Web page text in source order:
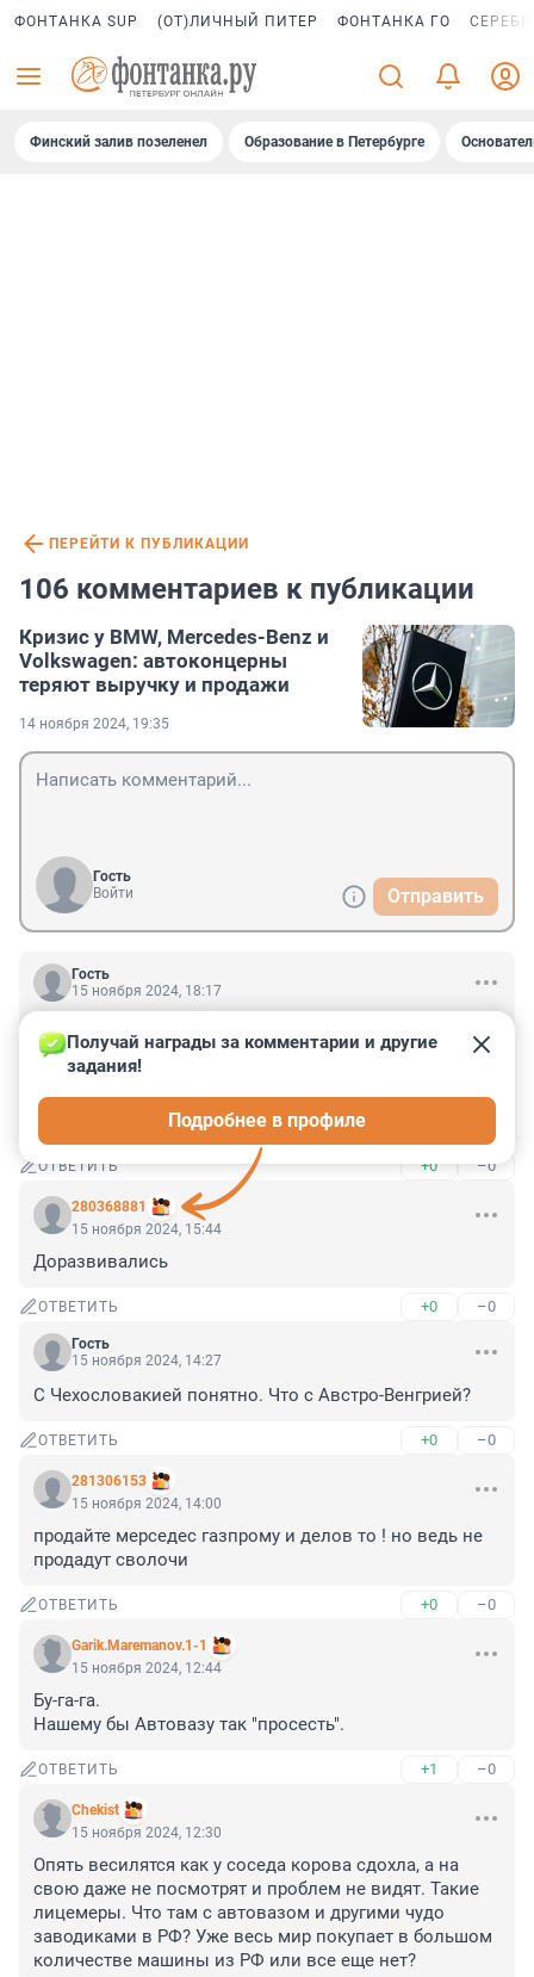
ФОНТАНКА SUP (ОТ)ЛИЧНЫЙ ПИТЕР ФОНТАНКА ГО
Финский залив позеленел Образование в Петербурге
ПЕРЕЙТИ К ПУБЛИКАЦИИ
106 комментариев к публикации
Кризис у BMW, Mercedes-Benz и
Volkswagen: автоконцерны
теряют выручку и продажи
14 ноября 2024, 19:35
Гость
Войти
Отправить
Гость
15 ноября 2024, 18:17
связаны. Скорее это их офигенная политика по
ужиманию доходов простых людей и льгот магнатам.
Им элементарно некому продавать автомобили - не
ОТВЕТИТЬ +0 –0
280368881
Получай награды за комментарии и другие
задания!
Подробнее в профиле
15 ноября 2024, 15:44
Доразвивались
ОТВЕТИТЬ +0 –0
Гость
15 ноября 2024, 14:27
С Чехословакией понятно. Что с Австро-Венгрией?
ОТВЕТИТЬ +0 –0
281306153
15 ноября 2024, 14:00
продайте мерседес газпрому и делов то ! но ведь не
продадут сволочи
ОТВЕТИТЬ +0 –0
Garik.Maremanov.1-1
15 ноября 2024, 12:44
Бу-га-га.
Нашему бы Автовазу так "просесть".
ОТВЕТИТЬ +1 –0
Chekist
15 ноября 2024, 12:30
Опять весилятся как у соседа корова сдохла, а на
свою даже не посмотрят и проблем не видят. Такие
лицемеры. Что там с автовазом и другими чудо
заводиками в РФ? Уже весь мир покупает в большом
количестве машины из РФ или все еще нет?